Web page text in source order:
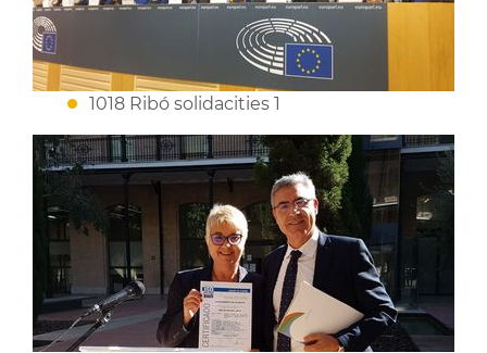
1018 Ribó solidacities 1